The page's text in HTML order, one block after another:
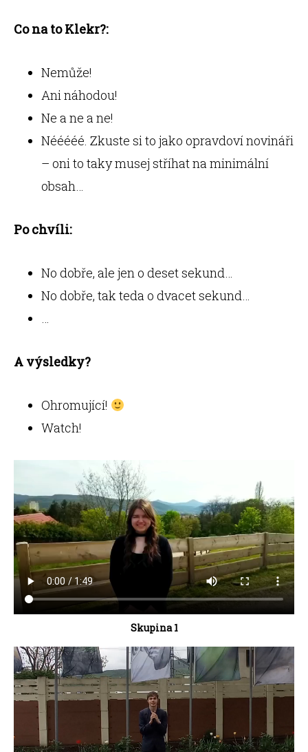
Co na to Klekr?:
Nemůže!
Ani náhodou!
Ne a ne a ne!
Nééééé. Zkuste si to jako opravdoví novináři
– oni to taky musej stříhat na minimální
obsah…
Po chvíli:
No dobře, ale jen o deset sekund…
No dobře, tak teda o dvacet sekund…
…
A výsledky?
Ohromující!
Watch!
Skupina 1